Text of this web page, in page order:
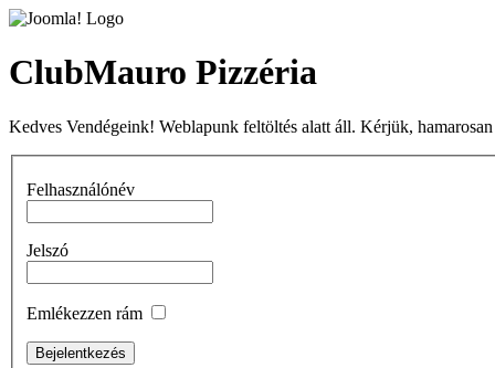
ClubMauro Pizzéria
Kedves Vendégeink! Weblapunk feltöltés alatt áll. Kérjük,
Felhasználónév
Jelszó
Emlékezzen rám